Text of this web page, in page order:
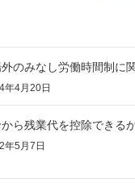
のみなし労働時間制に
年4月20日
から残業代を控除できる
年5月7日